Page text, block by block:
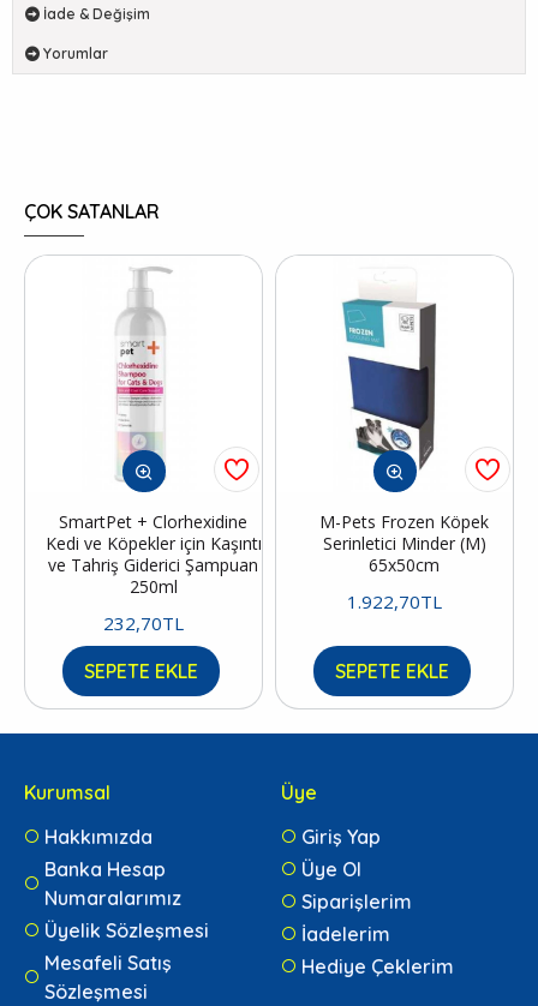
İade & Değişim
Yorumlar
ÇOK SATANLAR
SmartPet + Clorhexidine
Kedi ve Köpekler için Kaşıntı
ve Tahriş Giderici Şampuan
250ml
232,70TL
SEPETE EKLE
M-Pets Frozen Köpek
Serinletici Minder (M)
65x50cm
1.922,70TL
SEPETE EKLE
Kurumsal
Hakkımızda
Banka Hesap
Numaralarımız
Üyelik Sözleşmesi
Mesafeli Satış
Sözleşmesi
Üye
Giriş Yap
Üye Ol
Siparişlerim
İadelerim
Hediye Çeklerim